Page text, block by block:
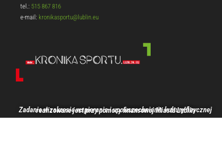
tel.: 515 867 816
e-mail: kronikasportu@lublin.eu
Zadanie w zakresie wspierania i upowszechniania kultury fizycznej realizowane jest przy pomocy finansowej Miasta Lublin